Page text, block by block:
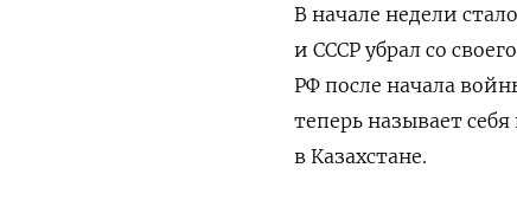
В начале недели
и СССР убрал со
РФ после начала
теперь называет
в Казахстане.